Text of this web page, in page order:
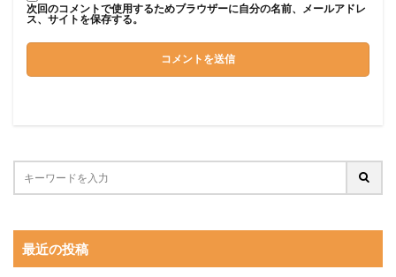
次回のコメントで使用するためブラウザーに自分の名前、メールアドレ
ス、サイトを保存する。
最近の投稿